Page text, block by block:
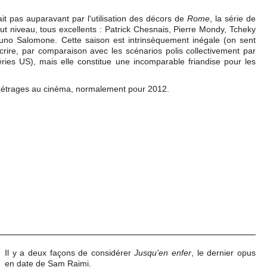
pas auparavant par l'utilisation des décors de Rome , la série de
niveau, tous excellents : Patrick Chesnais, Pierre Mondy, Tcheky
Salomone. Cette saison est intrinsèquement inégale (on sent
par comparaison avec les scénarios polis collectivement par
US), mais elle constitue une incomparable friandise pour les
au cinéma, normalement pour 2012.
Il y a deux façons de considérerJusqu'en enfer , le dernier opus
en date de Sam Raimi.